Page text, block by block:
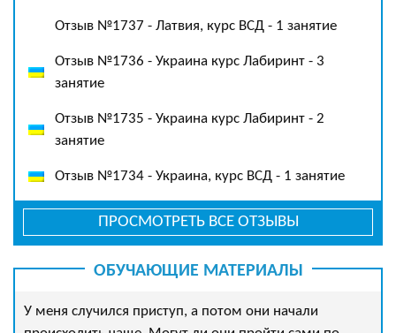
Отзыв №1737 - Латвия, курс ВСД - 1 занятие
Отзыв №1736 - Украина курс Лабиринт - 3
занятие
Отзыв №1735 - Украина курс Лабиринт - 2
занятие
Отзыв №1734 - Украина, курс ВСД - 1 занятие
ПРОСМОТРЕТЬ ВСЕ ОТЗЫВЫ
ОБУЧАЮЩИЕ МАТЕРИАЛЫ
У меня случился приступ, а потом они начали